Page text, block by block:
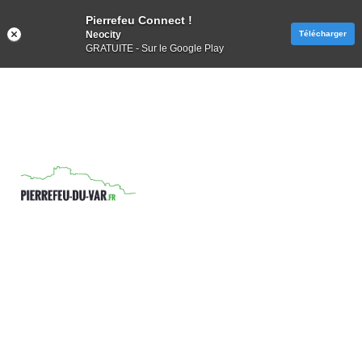
Pierrefeu Connect !
Neocity
GRATUITE - Sur le Google Play
Télécharger